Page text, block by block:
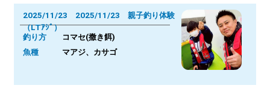
2025/11/23 2025/11/23 親子釣り体験
（LTｱｼﾞ）
釣り方
コマセ(撒き餌)
魚種 マアジ、カサゴ